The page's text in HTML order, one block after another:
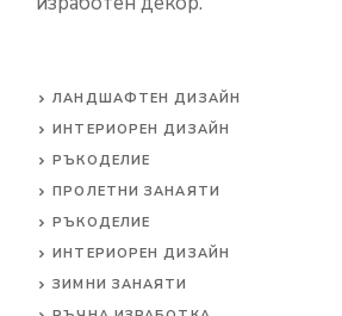
ЛАНДШАФТЕН ДИЗАЙН
ИНТЕРИОРЕН ДИЗАЙН
РЪКОДЕЛИЕ
ПРОЛЕТНИ ЗАНАЯТИ
РЪКОДЕЛИЕ
ИНТЕРИОРЕН ДИЗАЙН
ЗИМНИ ЗАНАЯТИ